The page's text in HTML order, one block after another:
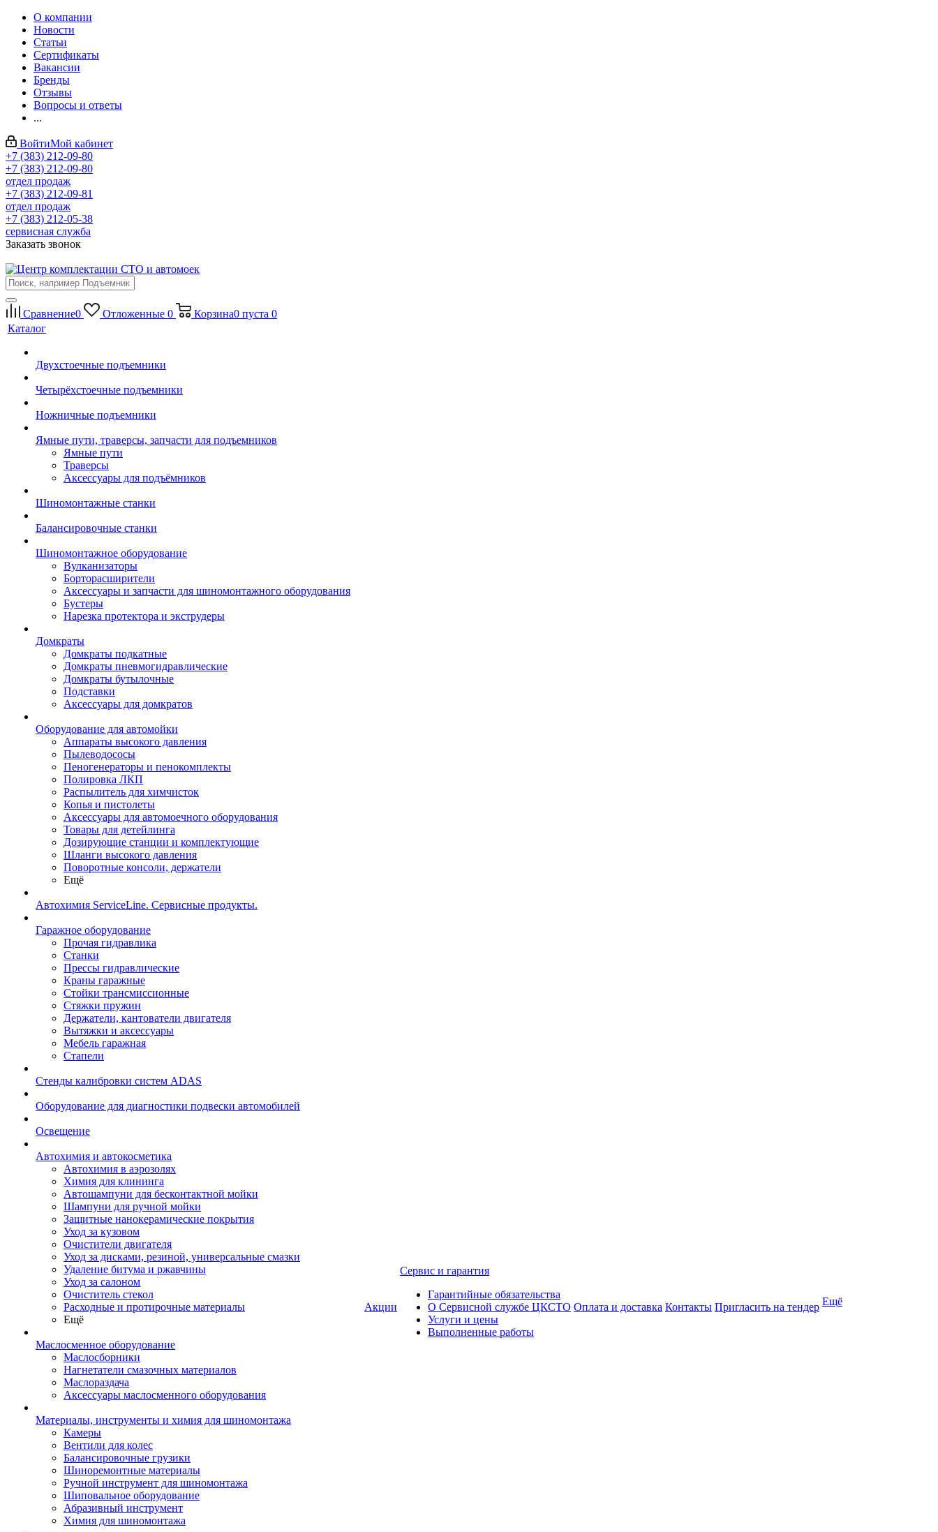
О компании
Новости
Статьи
Сертификаты
Вакансии
Бренды
Отзывы
Вопросы и ответы
...
ВойтиМой кабинет
+7 (383) 212-09-80
+7 (383) 212-09-80
отдел продаж
+7 (383) 212-09-81
отдел продаж
+7 (383) 212-05-38
сервисная служба
Заказать звонок
Сравнение0 Отложенные 0 Корзина0 пуста 0
Каталог
Двухстоечные подъемники
Четырёхстоечные подъемники
Ножничные подъемники
Ямные пути, траверсы, запчасти для подъемников
Ямные пути
Траверсы
Аксессуары для подъёмников
Шиномонтажные станки
Балансировочные станки
Шиномонтажное оборудование
Вулканизаторы
Борторасширители
Аксессуары и запчасти для шиномонтажного оборудования
Бустеры
Нарезка протектора и экструдеры
Домкраты
Домкраты подкатные
Домкраты пневмогидравлические
Домкраты бутылочные
Подставки
Аксессуары для домкратов
Оборудование для автомойки
Аппараты высокого давления
Пылеводососы
Пеногенераторы и пенокомплекты
Полировка ЛКП
Распылитель для химчисток
Копья и пистолеты
Аксессуары для автомоечного оборудования
Товары для детейлинга
Дозирующие станции и комплектующие
Шланги высокого давления
Поворотные консоли, держатели
Ещё
Автохимия ServiceLine. Сервисные продукты.
Гаражное оборудование
Прочая гидравлика
Станки
Прессы гидравлические
Краны гаражные
Стойки трансмиссионные
Стяжки пружин
Держатели, кантователи двигателя
Вытяжки и аксессуары
Мебель гаражная
Стапели
Стенды калибровки систем ADAS
Оборудование для диагностики подвески автомобилей
Освещение
Автохимия и автокосметика
Автохимия в аэрозолях
Химия для клининга
Автошампуни для бесконтактной мойки
Шампуни для ручной мойки
Защитные нанокерамические покрытия
Уход за кузовом
Очистители двигателя
Уход за дисками, резиной, универсальные смазки
Удаление битума и ржавчины
Уход за салоном
Очиститель стекол
Расходные и протирочные материалы
Ещё
Маслосменное оборудование
Маслосборники
Нагнетатели смазочных материалов
Маслораздача
Аксессуары маслосменного оборудования
Материалы, инструменты и химия для шиномонтажа
Камеры
Вентили для колес
Балансировочные грузики
Шиноремонтные материалы
Ручной инструмент для шиномонтажа
Шиповальное оборудование
Абразивный инструмент
Химия для шиномонтажа
Акции
Сервис и гарантия
Гарантийные обязательства
О Сервисной службе ЦКСТО
Услуги и цены
Выполненные работы
Оплата и доставка Контакты Пригласить на тендер Ещё